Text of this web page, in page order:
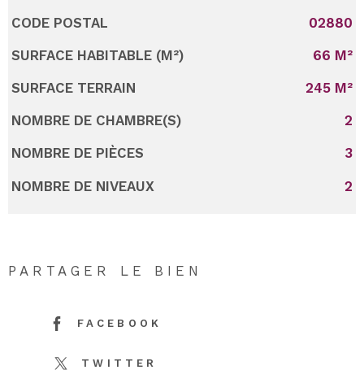
Caractérisque Valeurs
CODE POSTAL 02880
SURFACE HABITABLE (M²) 66 M²
SURFACE TERRAIN 245 M²
NOMBRE DE CHAMBRE(S) 2
NOMBRE DE PIÈCES 3
NOMBRE DE NIVEAUX 2
PARTAGER LE BIEN
FACEBOOK
TWITTER